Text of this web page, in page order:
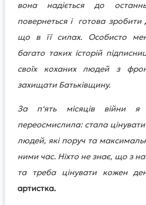
вона надіється до
повернеться і готова
що в її силах. Особисто
багато таких історій
своїх коханих людей з
захищати Батьківщину.
За п‘ять місяців війни
переосмислила: стала
людей, які поруч та
ними час. Ніхто не знає, що з
та треба цінувати кожен
артистка.